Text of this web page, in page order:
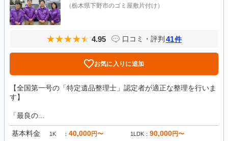
（栃木県下野市のゴミ屋敷片付け）
4.95 口コミ・評判 41件
お気に入りに追加
【全国第一号の「特定遺品整理士」認定者が適正な整理を行いま
す】
「最良の...
基本料金 1K 40,000円〜 1LDK 90,000円〜